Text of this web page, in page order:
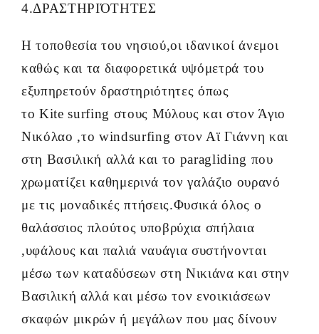
4.ΔΡΑΣΤΗΡΙΌΤΗΤΕΣ
Η τοποθεσία του νησιού,οι ιδανικοί άνεμοι
καθώς και τα διαφορετικά υψόμετρά του
εξυπηρετούν δραστηριότητες όπως
το Kite surfing στους Μύλους και στον Άγιο
Νικόλαο ,το windsurfing στον Αϊ Γιάννη και
στη Βασιλική αλλά και το paragliding που
χρωματίζει καθημερινά τον γαλάζιο ουρανό
με τις μοναδικές πτήσεις.Φυσικά όλος ο
θαλάσσιος πλούτος υποβρύχια σπήλαια
,υφάλους και παλιά ναυάγια συστήνονται
μέσω των καταδύσεων στη Νικιάνα και στην
Βασιλική αλλά και μέσω τον ενοικιάσεων
σκαφών μικρών ή μεγάλων που μας δίνουν